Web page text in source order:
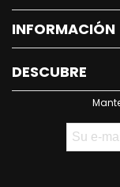
INFORMACIÓN
DESCUBRE